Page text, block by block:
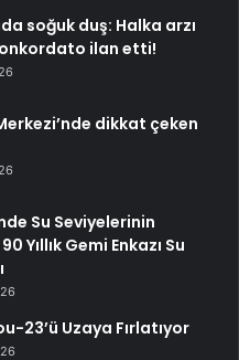
soğuk duş: Halka arzı
ilan etti!
dikkat çeken
Su Seviyelerinin
Yıllık Gemi Enkazı Su
23’ü Uzaya Fırlatıyor